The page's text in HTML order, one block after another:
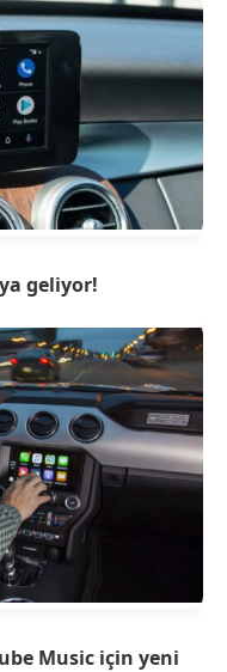
geliyor!
Music için yeni